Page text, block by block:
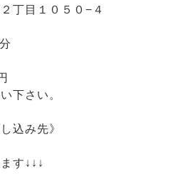
丁目１０５０−４
下さい。
込み先》
す↓↓↓